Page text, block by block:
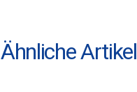
Ähnliche Artikel